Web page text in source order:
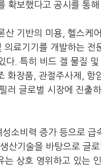
확보했다고 공시를 통해
산 기반의 미용, 헬스케
의료기기를 개발하는 전
. 특히 비드 겔 물질
화장품, 관절주사제, 항
글로벌 시장에 진출
소비력 증가 등으로 급
산기술을 바탕으로 글
상호 영위하고 있는